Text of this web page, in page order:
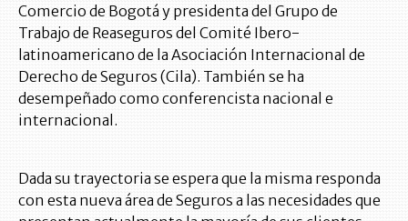
Comercio de Bogotá y presidenta del Grupo de
Trabajo de Reaseguros del Comité Ibero-
latinoamericano de la Asociación Internacional de
Derecho de Seguros (Cila). También se ha
desempeñado como conferencista nacional e
internacional.
Dada su trayectoria se espera que la misma responda
con esta nueva área de Seguros a las necesidades que